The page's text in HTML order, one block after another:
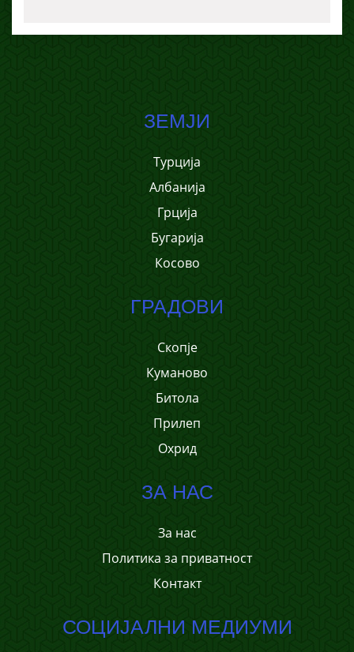
ЗЕМЈИ
Турција
Албанија
Грција
Бугарија
Косово
ГРАДОВИ
Скопје
Куманово
Битола
Прилеп
Охрид
ЗА НАС
За нас
Политика за приватност
Контакт
СОЦИЈАЛНИ МЕДИУМИ